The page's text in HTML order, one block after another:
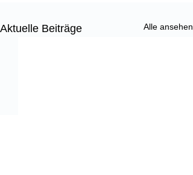
Aktuelle Beiträge Alle ansehen